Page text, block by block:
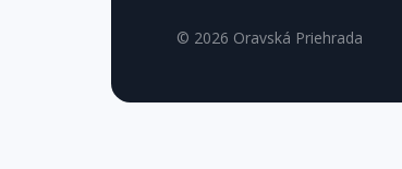
© 2026 Oravská Priehrada